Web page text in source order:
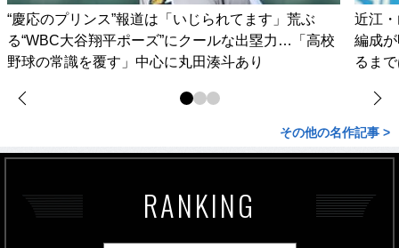
“慶応のプリンス”報道は「いじられてます」荒ぶ
る“WBC大谷翔平ポーズ”にクールな出塁力…「高校
野球の常識を覆す」中心に丸田湊斗あり
近江
編成
るま
その他の名作記事 >
RANKING